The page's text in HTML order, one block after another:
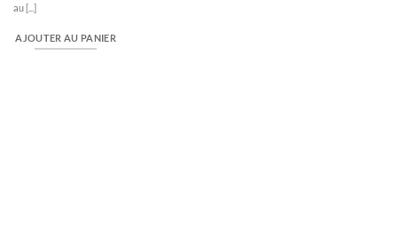
au [...]
AJOUTER AU PANIER